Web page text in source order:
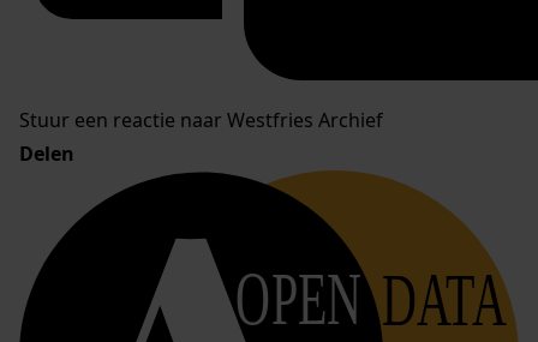
Stuur een reactie naar Westfries Archief
Delen
OPEN DATA